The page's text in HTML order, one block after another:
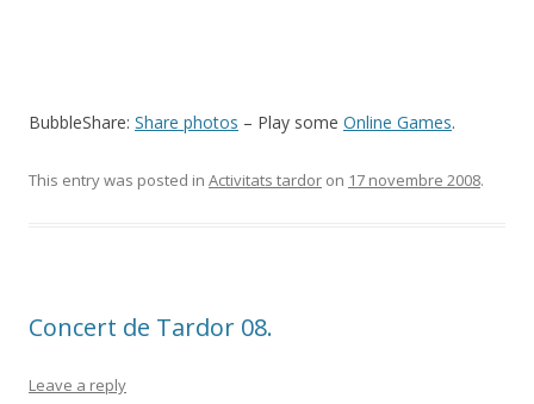
BubbleShare: Share photos – Play some Online Games.
This entry was posted in Activitats tardor on 17 novembre 2008.
Concert de Tardor 08.
Leave a reply